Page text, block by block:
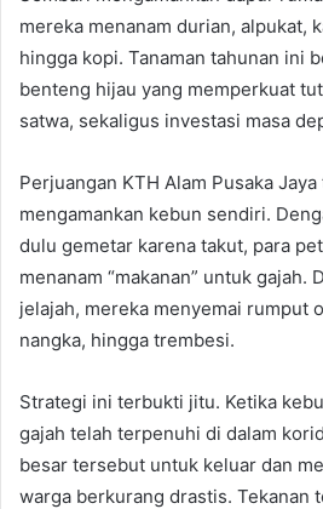
mereka menanam durian, alpukat,
hingga kopi. Tanaman tahunan ini
benteng hijau yang memperkuat
satwa, sekaligus investasi masa
Perjuangan KTH Alam Pusaka
mengamankan kebun sendiri.
dulu gemetar karena takut, para
menanam “makanan” untuk gajah.
jelajah, mereka menyemai rumput
nangka, hingga trembesi.
Strategi ini terbukti jitu. Ketika
gajah telah terpenuhi di dalam
besar tersebut untuk keluar dan
warga berkurang drastis. Tekanan